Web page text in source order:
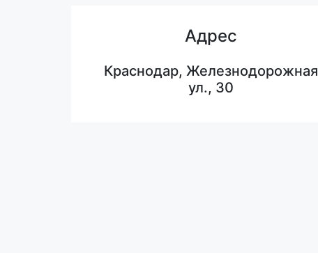
Адрес
Краснодар, Железнодорожная
ул., 30